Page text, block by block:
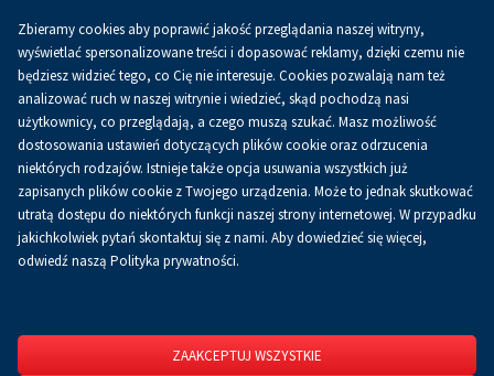
0.00 złKoszykPL
Strona główna Usługi Stoiska na targach
Stoiska na targach
Zbieramy cookies aby poprawić jakość przeglądania naszej witryny,
wyświetlać spersonalizowane treści i dopasować reklamy, dzięki czemu nie
będziesz widzieć tego, co Cię nie interesuje. Cookies pozwalają nam też
analizować ruch w naszej witrynie i wiedzieć, skąd pochodzą nasi
użytkownicy, co przeglądają, a czego muszą szukać. Masz możliwość
dostosowania ustawień dotyczących plików cookie oraz odrzucenia
niektórych rodzajów. Istnieje także opcja usuwania wszystkich już
zapisanych plików cookie z Twojego urządzenia. Może to jednak skutkować
utratą dostępu do niektórych funkcji naszej strony internetowej. W przypadku
jakichkolwiek pytań skontaktuj się z nami. Aby dowiedzieć się więcej,
odwiedź naszą Polityka prywatności.
ZAAKCEPTUJ WSZYSTKIE